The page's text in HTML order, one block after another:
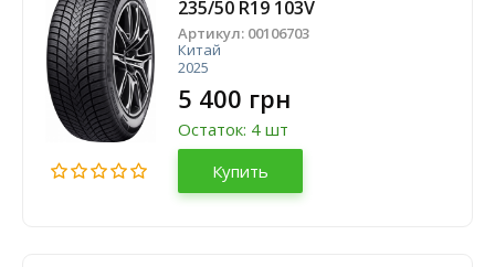
235/50 R19 103V
Артикул: 00106703
Китай
2025
5 400 грн
Остаток: 4 шт
Купить